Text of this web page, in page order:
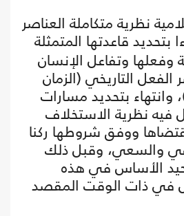
نظرية متكاملة العناصر
بتحديد قاعدتها المتمثلة
وفعلها وتفاعل الإنسان
الفعل التاريخي (الزمان
وانتهاء بتحديد مسارات
فيه نظرية الاستخلاف
ووفق شروطها ركنا
والسعي، وقبل ذلك
الأساس في هذه
في ذات الوقت المقصد